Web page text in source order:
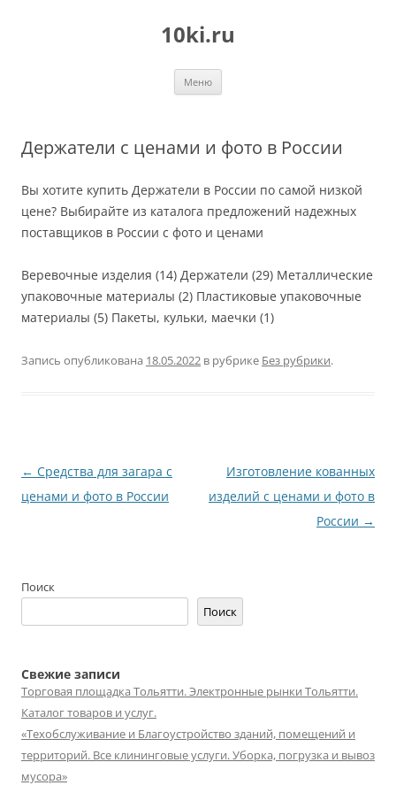
10ki.ru
Меню
Держатели с ценами и фото в России
Вы хотите купить Держатели в России по самой низкой
цене? Выбирайте из каталога предложений надежных
поставщиков в России с фото и ценами
Веревочные изделия (14) Держатели (29) Металлические
упаковочные материалы (2) Пластиковые упаковочные
материалы (5) Пакеты, кульки, маечки (1)
Запись опубликована 18.05.2022 в рубрике Без рубрики.
Навигация
по
← Средства для загара с
ценами и фото в России
Изготовление кованных
изделий с ценами и фото в
России →
Поиск
Поиск
Свежие записи
Торговая площадка Тольятти. Электронные рынки Тольятти.
Каталог товаров и услуг.
«Техобслуживание и Благоустройство зданий, помещений и
территорий. Все клининговые услуги. Уборка, погрузка и вывоз
мусора»